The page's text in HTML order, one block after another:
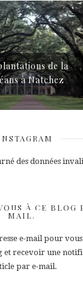
de la
à Natchez
des données
À CE BLOG
MAIL.
e-mail pour vous
et recevoir une
par e-mail.